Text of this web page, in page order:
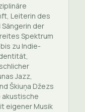
Leiterin des
der
Spektrum
zu Indie-
Jazz,
Škiuņa Džezs
akustische
eigener Musik